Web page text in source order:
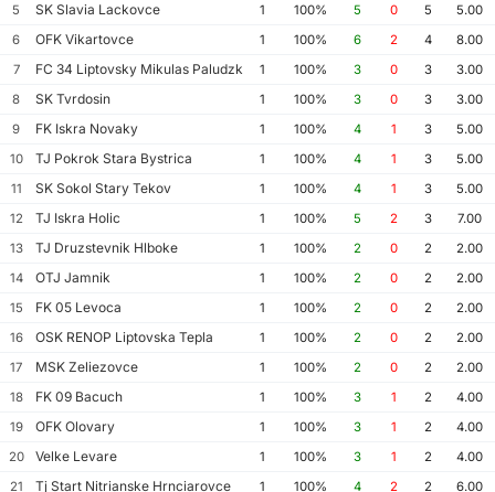
5
SK Slavia Lackovce 1 100% 5 0 5
5.00
6
OFK Vikartovce 1 100% 6 2 4
8.00
7
FC 34 Liptovsky Mikulas Paludzka 1 100% 3 0 3
3.00
8
SK Tvrdosin 1 100% 3 0 3
3.00
9
FK Iskra Novaky 1 100% 4 1 3
5.00
10
TJ Pokrok Stara Bystrica 1 100% 4 1 3
5.00
11
SK Sokol Stary Tekov 1 100% 4 1 3
5.00
12
TJ Iskra Holic 1 100% 5 2 3
7.00
13
TJ Druzstevnik Hlboke 1 100% 2 0 2
2.00
14
OTJ Jamnik 1 100% 2 0 2
2.00
15
FK 05 Levoca 1 100% 2 0 2
2.00
16
OSK RENOP Liptovska Tepla 1 100% 2 0 2
2.00
17
MSK Zeliezovce 1 100% 2 0 2
2.00
18
FK 09 Bacuch 1 100% 3 1 2
4.00
19
OFK Olovary 1 100% 3 1 2
4.00
20
Velke Levare 1 100% 3 1 2
4.00
21
Tj Start Nitrianske Hrnciarovce 1 100% 4 2 2 6.00